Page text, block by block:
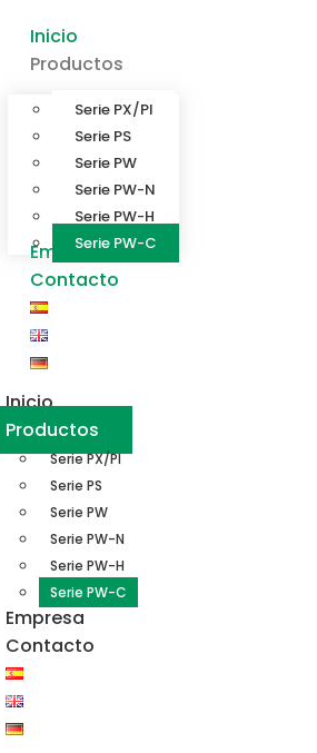
Inicio
Productos
Serie PX/PI
Serie PS
Serie PW
Serie PW-N
Serie PW-H
Serie PW-C
Empresa
Contacto
Inicio
Productos
Serie PX/PI
Serie PS
Serie PW
Serie PW-N
Serie PW-H
Serie PW-C
Empresa
Contacto